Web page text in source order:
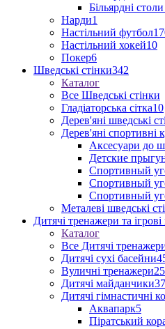
Більярдні
Нарди1
Настільний футбол
Настільний хокей10
Покер6
Шведські стінки342
Каталог
Все Шведські стінки
Гладіаторська сітка10
Дерев'яні шведські
Дерев'яні спортивні
Аксесуари до
Детские
Спортивный
Спортивный
Спортивный
Металеві шведські
Дитячі тренажери та
Каталог
Все Дитячі
Дитячі сухі басейни
Вуличні тренажери
Дитячі майданчики
Дитячі гімнастичні
Аквапарк5
Піратський